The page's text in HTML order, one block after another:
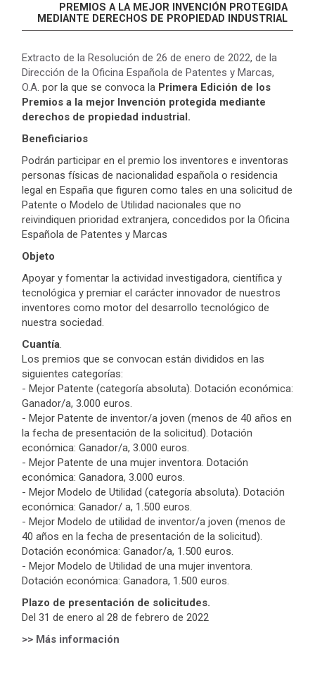
PREMIOS A LA MEJOR INVENCIÓN PROTEGIDA
MEDIANTE DERECHOS DE PROPIEDAD INDUSTRIAL
Extracto de la Resolución de 26 de enero de 2022, de la
Dirección de la Oficina Española de Patentes y Marcas,
O.A . por la que se convoca la Primera Edición de los
Premios a la mejor Invención protegida mediante
derechos de propiedad industrial.
Beneficiarios
Podrán participar en el premio los inventores e inventoras
personas físicas de nacionalidad española o residencia
legal en España que figuren como tales en una solicitud de
Patente o Modelo de Utilidad nacionales que no
reivindiquen prioridad extranjera, concedidos por la Oficina
Española de Patentes y Marcas
Objeto
Apoyar y fomentar la actividad investigadora, científica y
tecnológica y premiar el carácter innovador de nuestros
inventores como motor del desarrollo tecnológico de
nuestra sociedad.
Cuantía
Los premios que se convocan están divididos en las
siguientes categorías:
- Mejor Patente (categoría absoluta). Dotación económica:
Ganador/a, 3.000 euros.
- Mejor Patente de inventor/a joven (menos de 40 años en
la fecha de presentación de la solicitud). Dotación
económica: Ganador/a, 3.000 euros.
- Mejor Patente de una mujer inventora. Dotación
económica: Ganadora, 3.000 euros.
- Mejor Modelo de Utilidad (categoría absoluta). Dotación
económica: Ganador/ a, 1.500 euros.
- Mejor Modelo de utilidad de inventor/a joven (menos de
40 años en la fecha de presentación de la solicitud).
Dotación económica: Ganador/a, 1.500 euros.
- Mejor Modelo de Utilidad de una mujer inventora.
Dotación económica: Ganadora, 1.500 euros.
Plazo de presentación de solicitudes.
Del 31 de enero al 28 de febrero de 2022
>> Más información